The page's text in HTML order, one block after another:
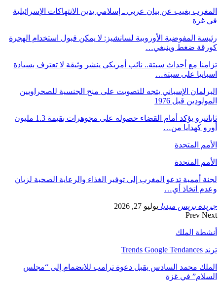
المغرب يغيب عن بيان عربي ـ إسلامي يدين الانتهاكات الإسرائيلية
في غزة
رئيسة المفوضية الأوروبية لسانشيز: لا يمكن قبول استخدام الهجرة
كورقة ضغط وينبغي…
تزامنا مع أحداث سبتة.. نائب أمريكي ينشر وثيقة لا تعترف بسيادة
اسبانيا على سبتة…
البرلمان الإسباني يتجه للتصويت على منح الجنسية للصحراويين
المولودين قبل 1976
ثاباتيرو يؤكد أمام القضاء حصوله على مجوهرات بقيمة 1.3 مليون
أورو كهدايا من…
الأمم المتحدة
الأمم المتحدة
لجنة أممية تدعو المغرب إلى توفير الغذاء والرعاية الصحية لزيان
وعدم اتخاذ أي…
جريدة بريس ميديا يوليو 27, 2026
Prev Next
أنشطة الملك
ترند Trends Google Tendances
الملك محمد السادس يقبل دعوة ترامب للانضمام إلى “مجلس
السلام” في غزة